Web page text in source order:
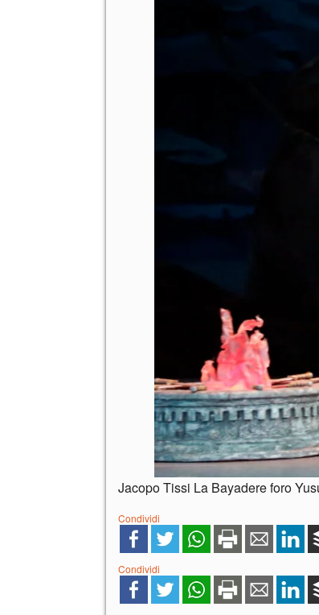
Jacopo Tissi La Bayadere foro
Condividi
Condividi